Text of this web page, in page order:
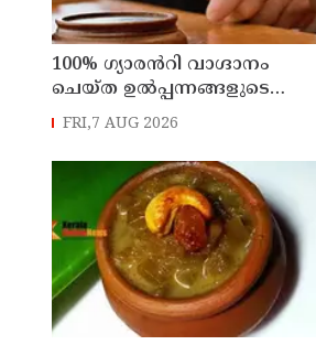
100% ഗ്യാരൻറി വാഗ്ദാനം
ചെയ്ത ഉൽപ്പന്നങ്ങളുടെ
വിൽപ്പന വിലക്കിയ ഉത്തരവിന്
FRI,7 AUG 2026